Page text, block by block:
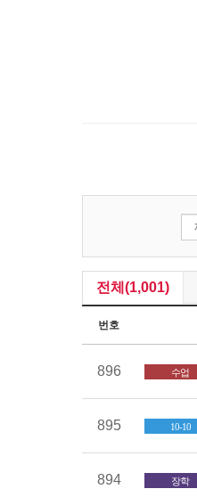
전체(1,001)
번호
896 수업
895 10-10
894 장학